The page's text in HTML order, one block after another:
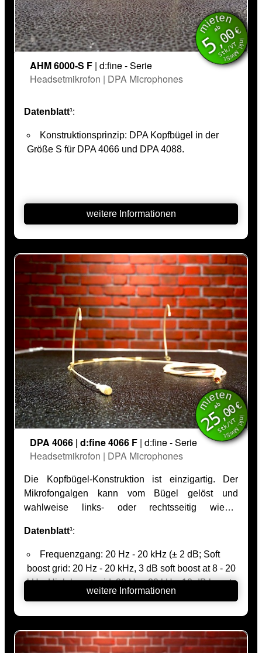
mieten
inkl. MwSt.
ab
5,00€
Stk/VT
AHM 6000-S F | d:fine - Serie
Headsetmikrofon | DPA Microphones
Datenblatt¹:
Konstruktionsprinzip: DPA Kopfbügel in der
Größe S für DPA 4066 und DPA 4088.
weitere Informationen
mieten
inkl. MwSt.
ab
25,00€
Stk/VT
DPA 4066 | d:fine 4066 F | d:fine - Serie
Headsetmikrofon | DPA Microphones
Die Kopfbügel-Konstruktion ist einzigartig. Der
Mikrofongalgen kann vom Bügel gelöst und
wahlweise links- oder rechtsseitig wieder
Feuchtigkeit im Theater spielt hier überhaupt keine
Rolle. Dieses Mikrofon wurde mit Double-Vent
Protection System und Drop-Stop im
Mikrofongalgen konzipiert. Und auch die Werkstoffe
im Mikrofon selbst sind wasserfest. Dank dieser
Empfindlichkeit des Mikrofons beträgt 6 mV/Pa.
Damit ist der Pegel der menschlichen Stimme auf
Datenblatt¹:
Frequenzgang: 20 Hz - 20 kHz (± 2 dB; Soft
boost grid: 20 Hz - 20 kHz, 3 dB soft boost at 8 - 20
kHz. High boost grid: 20 Hz - 20 kHz, 10 dB boost
Klirrfaktor (1kHz): <1% 136 dB SPL RMS, 139
dB SPL peak
weitere Informationen